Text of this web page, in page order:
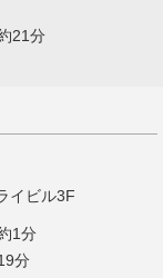
21分
イビル3F
1分
分